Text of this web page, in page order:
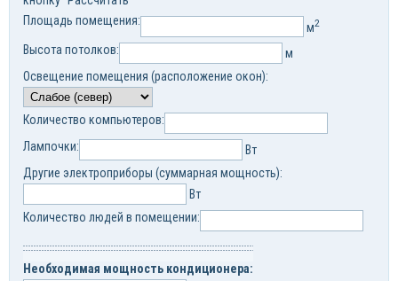
Площадь помещения:
м2
Высота потолков:
м
Освещение помещения (расположение окон):
Количество компьютеров:
Лампочки:
Вт
Другие электроприборы (суммарная мощность):
Вт
Количество людей в помещении:
Необходимая мощность кондиционера: